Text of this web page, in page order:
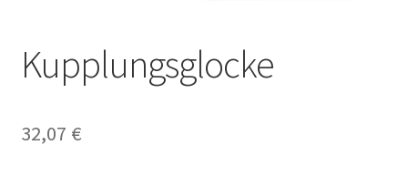
Kupplungsglocke
32,07 €